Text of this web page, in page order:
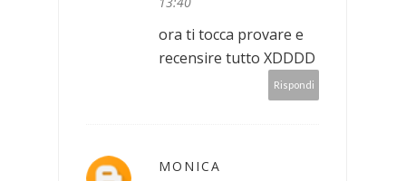
ora ti tocca provare e
recensire tutto XDDDD
Rispondi
MONICA